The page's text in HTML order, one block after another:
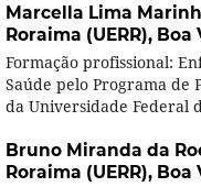
Marcella Lima
Roraima (UERR),
Formação profissional:
Saúde pelo Programa de
da Universidade Federal
Bruno Miranda da
Roraima (UERR),